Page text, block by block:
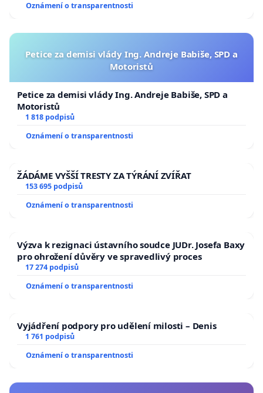
Oznámení o transparentnosti
Petice za demisi vlády Ing. Andreje Babiše, SPD a
Motoristů
Petice za demisi vlády Ing. Andreje Babiše, SPD a
Motoristů
1 818 podpisů
Oznámení o transparentnosti
ŽÁDÁME VYŠŠÍ TRESTY ZA TÝRÁNÍ ZVÍŘAT
153 695 podpisů
Oznámení o transparentnosti
Výzva k rezignaci ústavního soudce JUDr. Josefa Baxy
pro ohrožení důvěry ve spravedlivý proces
17 274 podpisů
Oznámení o transparentnosti
Vyjádření podpory pro udělení milosti – Denis
1 761 podpisů
Oznámení o transparentnosti